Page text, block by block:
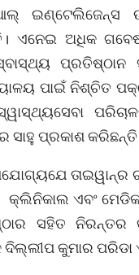
ଇଣ୍ଟେଲିଜେନ୍ସ
ଏନେଇ ଅଧିକ
ପାଇଁ ନିଶ୍ଚିତ
ସାହୁ ପ୍ରକାଶ
ତାଇୱାନ୍‌ର
କ୍ଲିନିକାଲ ଏବଂ
ସହିତ ନିରନ୍ତର
ଦିଲ୍ଲୀପ କୁମାର